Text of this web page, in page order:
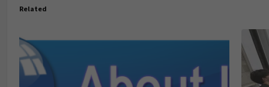
Related